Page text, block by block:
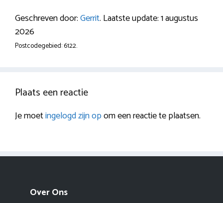
Geschreven door:Gerrit. Laatste update: 1 augustus
2026
Postcodegebied: 6122.
Plaats een reactie
Je moetingelogd zijn opom een reactie te plaatsen.
Over Ons